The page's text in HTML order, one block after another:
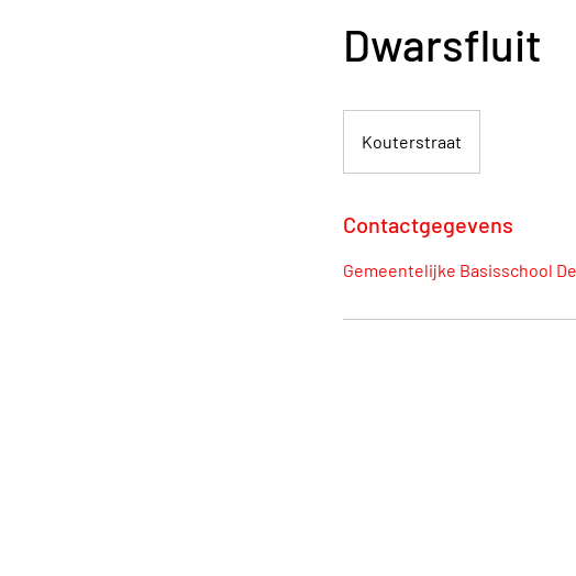
Dwarsfluit
Kouterstraat
Contactgegevens
Gemeentelijke Basisschool